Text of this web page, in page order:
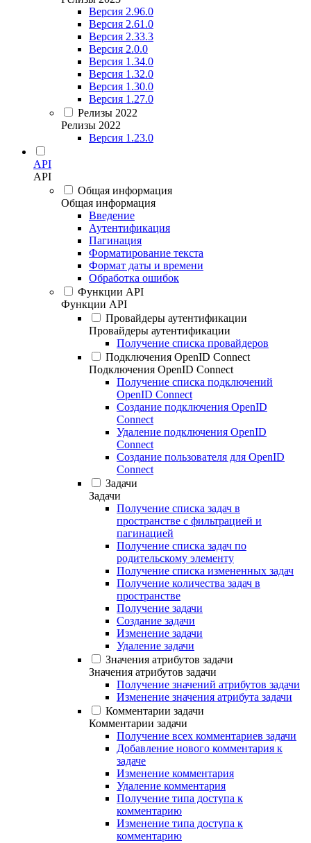
Версия 2.96.0
Версия 2.61.0
Версия 2.33.3
Версия 2.0.0
Версия 1.34.0
Версия 1.32.0
Версия 1.30.0
Версия 1.27.0
Релизы 2022
Релизы 2022
Версия 1.23.0
API
API
Общая информация
Общая информация
Введение
Аутентификация
Пагинация
Форматирование текста
Формат даты и времени
Обработка ошибок
Функции API
Функции API
Провайдеры аутентификации
Провайдеры аутентификации
Получение списка провайдеров
Подключения OpenID Connect
Подключения OpenID Connect
Получение списка подключений
OpenID Connect
Создание подключения OpenID
Connect
Удаление подключения OpenID
Connect
Создание пользователя для OpenID
Connect
Задачи
Задачи
Получение списка задач в
пространстве с фильтрацией и
пагинацией
Получение списка задач по
родительскому элементу
Получение списка измененных задач
Получение количества задач в
пространстве
Получение задачи
Создание задачи
Изменение задачи
Удаление задачи
Значения атрибутов задачи
Значения атрибутов задачи
Получение значений атрибутов задачи
Изменение значения атрибута задачи
Комментарии задачи
Комментарии задачи
Получение всех комментариев задачи
Добавление нового комментария к
задаче
Изменение комментария
Удаление комментария
Получение типа доступа к
комментарию
Изменение типа доступа к
комментарию